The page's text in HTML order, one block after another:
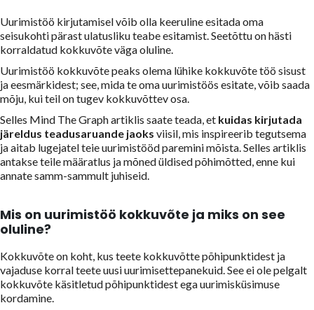
Uurimistöö kirjutamisel võib olla keeruline esitada oma
seisukohti pärast ulatusliku teabe esitamist. Seetõttu on hästi
korraldatud kokkuvõte väga oluline.
Uurimistöö kokkuvõte peaks olema lühike kokkuvõte töö sisust
ja eesmärkidest; see, mida te oma uurimistöös esitate, võib saada
mõju, kui teil on tugev kokkuvõttev osa.
Selles Mind The Graph artiklis saate teada, et kuidas kirjutada
järeldus teadusaruande jaoks viisil, mis inspireerib tegutsema
ja aitab lugejatel teie uurimistööd paremini mõista. Selles artiklis
antakse teile määratlus ja mõned üldised põhimõtted, enne kui
annate samm-sammult juhiseid.
Mis on uurimistöö kokkuvõte ja miks on see
oluline?
Kokkuvõte on koht, kus teete kokkuvõtte põhipunktidest ja
vajaduse korral teete uusi uurimisettepanekuid. See ei ole pelgalt
kokkuvõte käsitletud põhipunktidest ega uurimisküsimuse
kordamine.